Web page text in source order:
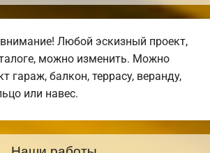
Любой эскизный проект,
можно изменить. Можно
гараж, балкон, террасу, веранду,
или навес.